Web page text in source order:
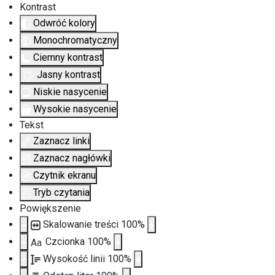
Kontrast
Odwróć kolory
Monochromatyczny
Ciemny kontrast
Jasny kontrast
Niskie nasycenie
Wysokie nasycenie
Tekst
Zaznacz linki
Zaznacz nagłówki
Czytnik ekranu
Tryb czytania
Powiększenie
Skalowanie treści 100%
Aa Czcionka 100%
Wysokość linii 100%